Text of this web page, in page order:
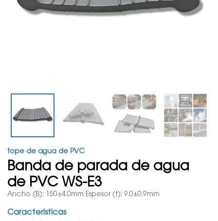
tope de agua de PVC
Banda de parada de agua
de PVC WS-E3
Ancho (B): 150±4.0mm Espesor (t): 9.0±0.9mm
Caracteristicas